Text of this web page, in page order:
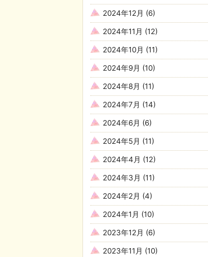
2024年12月 (6)
2024年11月 (12)
2024年10月 (11)
2024年9月 (10)
2024年8月 (11)
2024年7月 (14)
2024年6月 (6)
2024年5月 (11)
2024年4月 (12)
2024年3月 (11)
2024年2月 (4)
2024年1月 (10)
2023年12月 (6)
2023年11月 (10)